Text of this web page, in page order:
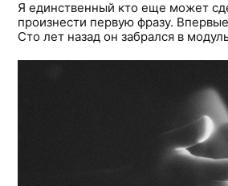
Я единственный кто еще может
произнести первую фразу.
Сто лет назад он забрался в